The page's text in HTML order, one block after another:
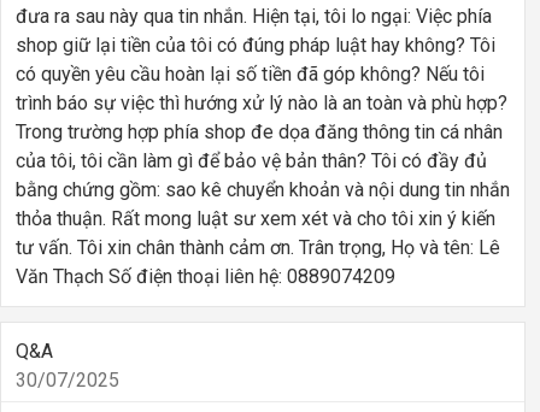
đưa ra sau này qua tin nhắn. Hiện tại, tôi lo ngại: Việc phía
shop giữ lại tiền của tôi có đúng pháp luật hay không? Tôi
có quyền yêu cầu hoàn lại số tiền đã góp không? Nếu tôi
trình báo sự việc thì hướng xử lý nào là an toàn và phù hợp?
Trong trường hợp phía shop đe dọa đăng thông tin cá nhân
của tôi, tôi cần làm gì để bảo vệ bản thân? Tôi có đầy đủ
bằng chứng gồm: sao kê chuyển khoản và nội dung tin nhắn
thỏa thuận. Rất mong luật sư xem xét và cho tôi xin ý kiến
tư vấn. Tôi xin chân thành cảm ơn. Trân trọng, Họ và tên: Lê
Văn Thạch Số điện thoại liên hệ: 0889074209
Q&A
30/07/2025